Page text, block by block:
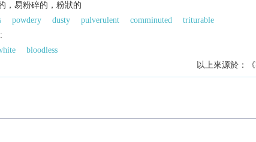
，易粉碎的，粉狀的
powdery dusty pulverulent comminuted
triturable
bloodless
以上來源於：《